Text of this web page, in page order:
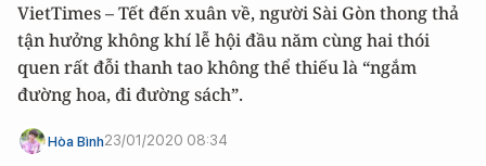
VietTimes – Tết đến xuân về, người Sài Gòn thong thả
tận hưởng không khí lễ hội đầu năm cùng hai thói
quen rất đỗi thanh tao không thể thiếu là “ngắm
đường hoa, đi đường sách”.
Hòa Bình23/01/2020 08:34